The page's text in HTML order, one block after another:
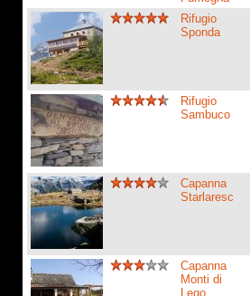
Rifugio
Sponda
Rifugio
Sambuco
Capanna
Starlaresc
Capanna
Monti di
Lego